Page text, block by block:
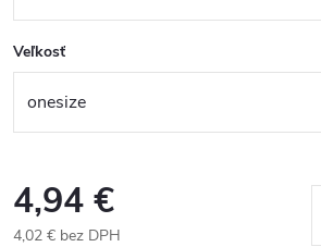
Veľkosť
4,94 €
4,02 € bez DPH